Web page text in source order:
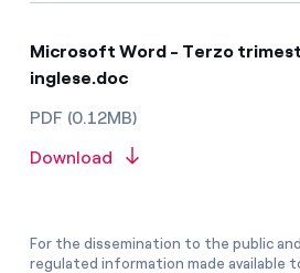
Microsoft Word - Terzo
inglese.doc
PDF (0.12MB)
Download
For the dissemination to the public
regulated information made available